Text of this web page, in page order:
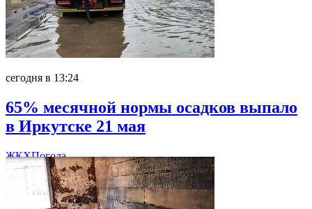
сегодня в 13:24
65% месячной нормы осадков выпало
в Иркутске 21 мая
ЖКХПогода